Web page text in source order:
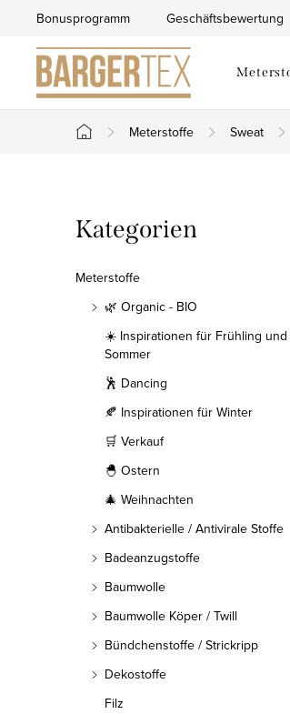
springen
Bonusprogramm Geschäftsbewertung
Startseite
Meterstoffe Sweat
e
i
Kategorien
überspringen
Kategorien
Meterstoffe
🌿 Organic - BIO
☀️ Inspirationen für Frühling und
Sommer
🕺 Dancing
🍂 Inspirationen für Winter
🛒 Verkauf
🐣 Ostern
🎄 Weihnachten
Antibakterielle / Antivirale Stoffe
Badeanzugstoffe
Baumwolle
Baumwolle Köper / Twill
Bündchenstoffe / Strickripp
Dekostoffe
Filz